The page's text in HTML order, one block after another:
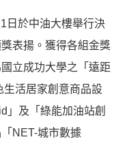
日於中油大樓舉行決
表揚。獲得各組金獎
立成功大學之「遠距
活居家創意商品設
」及「綠能加油站創
NET-城市數據